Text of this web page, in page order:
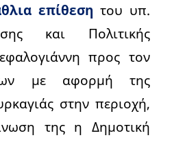
επίθεση του υπ.
και Πολιτικής
προς τον
με αφορμή της
στην περιοχή,
της η Δημοτική